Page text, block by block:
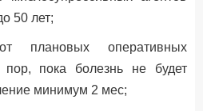
50 лет;
плановых оперативных
пока болезнь не будет
минимум 2 мес;